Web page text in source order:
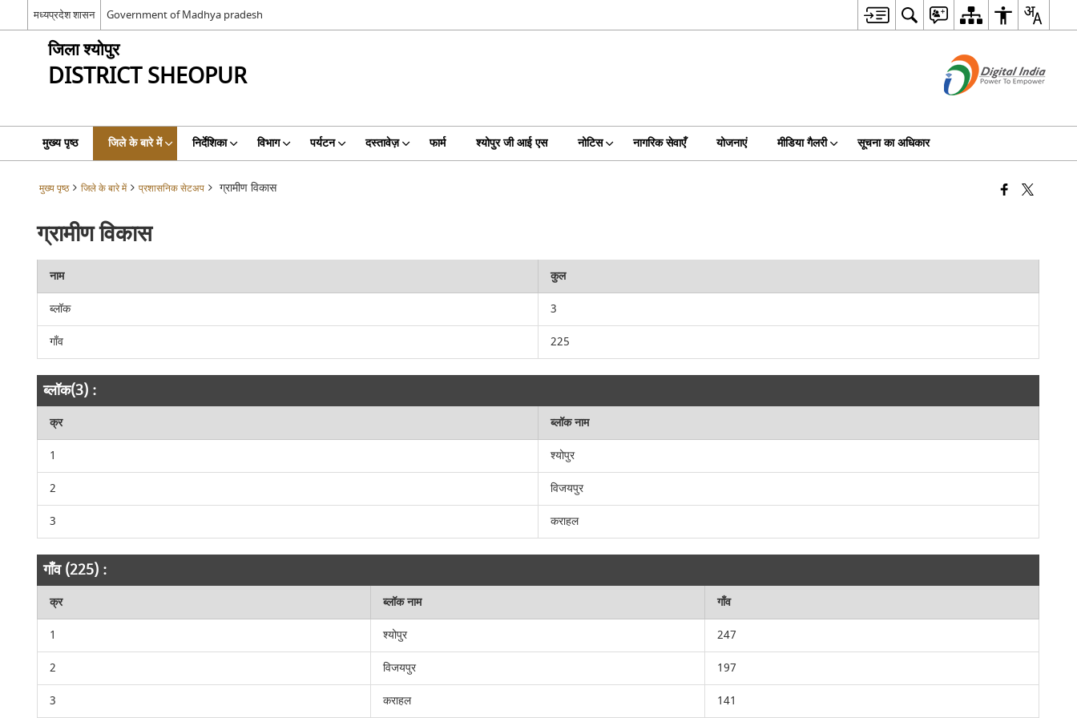
मध्यप्रदेश शासन Government of Madhya pradesh
जिला श्योपुर
DISTRICT SHEOPUR
मुख्य पृष्ठ जिले के बारे में निर्देशिका विभाग पर्यटन दस्तावेज़ फार्म श्योपुर जी आई एस नोटिस नागरिक सेवाएँ योजनाएं मीडिया गैलरी सूचना का अधिकार
मुख्य पृष्ठ जिले के बारे में प्रशासनिक सेटअप ग्रामीण विकास
ग्रामीण विकास
नाम
कुल
ब्लॉक
3
गाँव
225
ब्लॉक(3) :
क्र
ब्लॉक नाम
1
श्योपुर
2
विजयपुर
3
कराहल
गाँव (225) :
क्र ब्लॉक नाम
गाँव
1
श्योपुर
247
2
विजयपुर
197
3
कराहल 141